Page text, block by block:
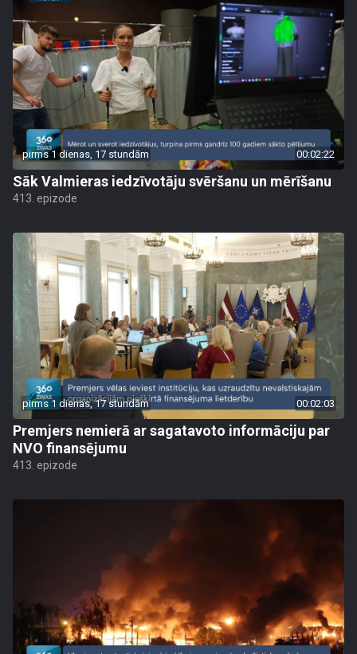
pirms 1 dienas, 17 stundām 00:02:22
Sāk Valmieras iedzīvotāju svēršanu un mērīšanu
413. epizode
pirms 1 dienas, 17 stundām 00:02:03
Premjers nemierā ar sagatavoto informāciju par
NVO finansējumu
413. epizode